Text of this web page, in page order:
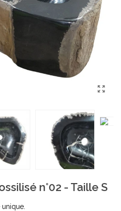
n°02 - Taille S